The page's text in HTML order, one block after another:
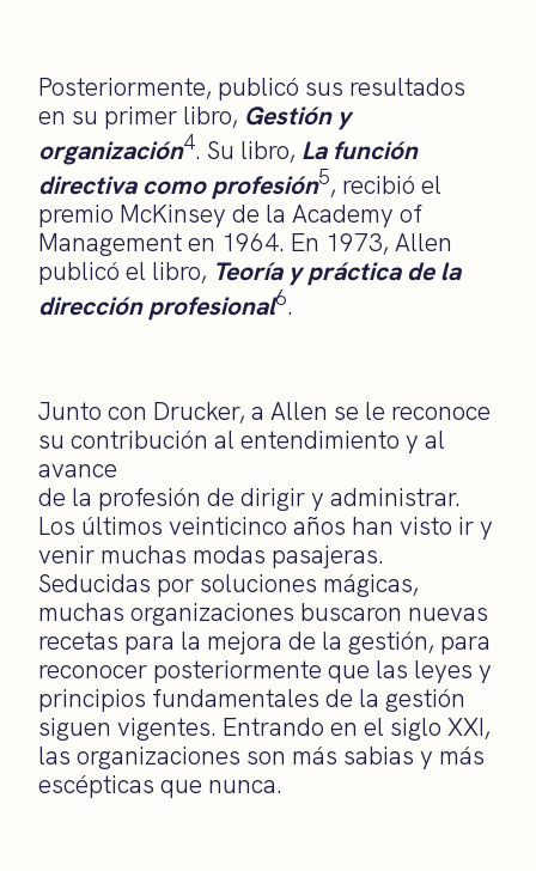
Posteriormente, publicó sus resultados
en su primer libro, Gestión y
organización4. Su libro, La función
directiva como profesión5, recibió el
premio McKinsey de la Academy of
Management en 1964. En 1973, Allen
publicó el libro, Teoría y práctica de la
dirección profesional6.
Junto con Drucker, a Allen se le reconoce
su contribución al entendimiento y al
avance
de la profesión de dirigir y administrar.
Los últimos veinticinco años han visto ir y
venir muchas modas pasajeras.
Seducidas por soluciones mágicas,
muchas organizaciones buscaron nuevas
recetas para la mejora de la gestión, para
reconocer posteriormente que las leyes y
principios fundamentales de la gestión
siguen vigentes. Entrando en el siglo XXI,
las organizaciones son más sabias y más
escépticas que nunca.